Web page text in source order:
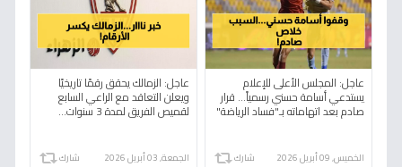
عاجل: المجلس الأعلى للإعلام
يستدعي أسامة حسني رسمياً… قرار
صادم بعد اتهاماته بـ"فساد الرياضة"
في ستاد الأهلي!
الخميس, 09 أبريل 2026 شارك
عاجل: الزمالك يحقق رقمًا تاريخيًا
ويعلن التعاقد مع الراعي السابع
لقميص الفريق لمدة 3 سنوات…
الجمعة, 03 أبريل 2026 شارك